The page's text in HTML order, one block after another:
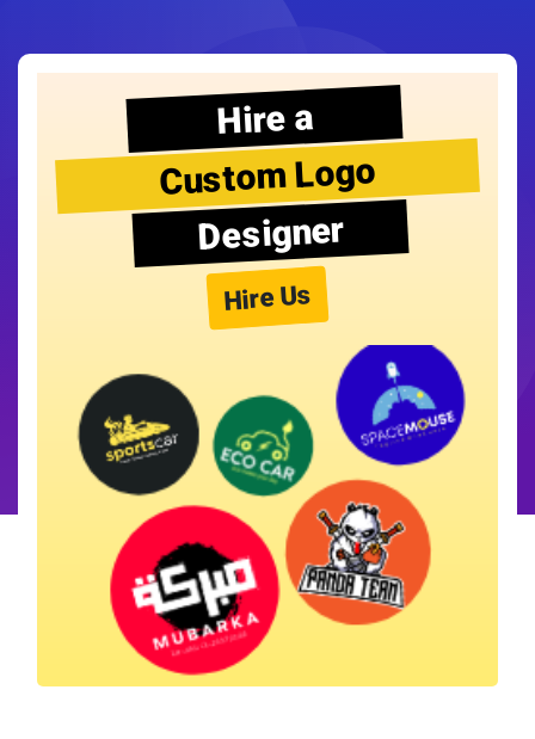
Hire a
Custom Logo
Designer
Hire Us